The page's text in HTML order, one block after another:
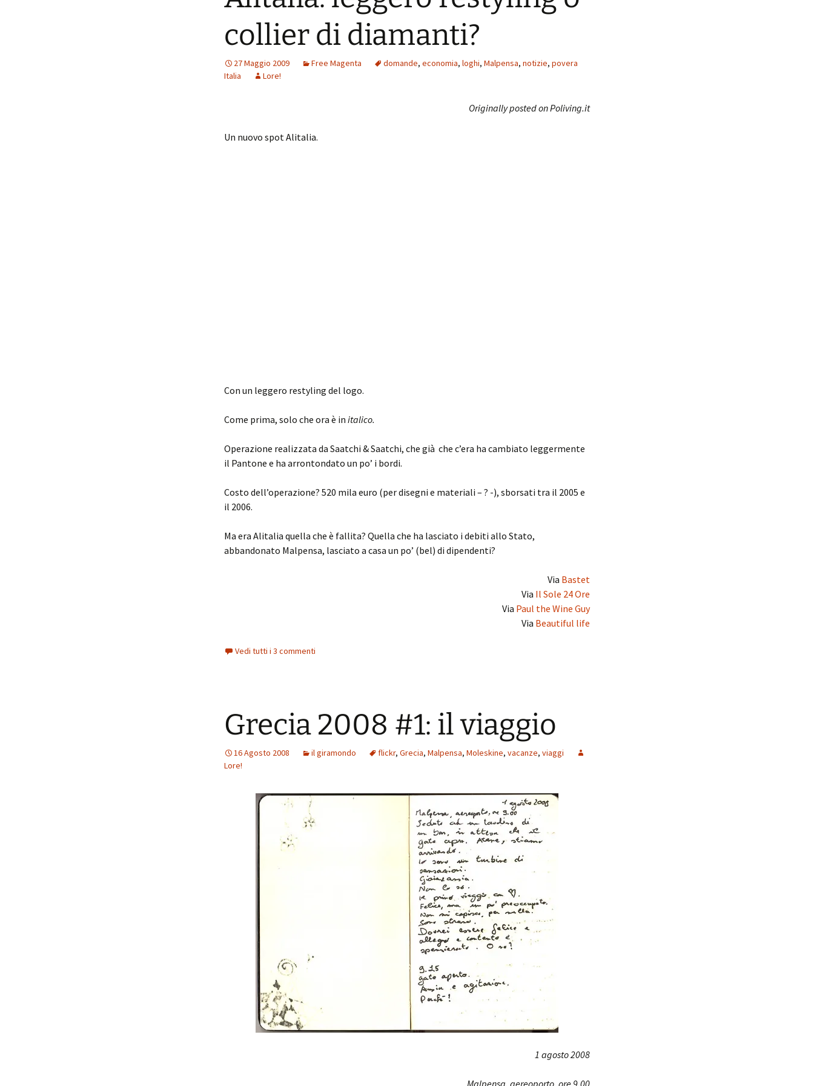
collier di diamanti?
27 Maggio 2009 Free Magenta domande, economia, loghi, Malpensa, notizie, povera
Italia
Lore!
Originally posted on Poliving.it
Un nuovo spot Alitalia.
Con un leggero restyling del logo.
Come prima, solo che ora è in italico.
Operazione realizzata da Saatchi & Saatchi, che già che c’era ha cambiato leggermente
il Pantone e ha arrontondato un po’ i bordi.
Costo dell’operazione? 520 mila euro (per disegni e materiali – ? -), sborsati tra il 2005 e
il 2006.
Ma era Alitalia quella che è fallita? Quella che ha lasciato i debiti allo Stato,
abbandonato Malpensa, lasciato a casa un po’ (bel) di dipendenti?
Via Bastet
Via Il Sole 24 Ore
Via Paul the Wine Guy
Via Beautiful life
Vedi tutti i 3 commenti
Grecia 2008 #1: il viaggio
16 Agosto 2008 il giramondo flickr, Grecia, Malpensa, Moleskine, vacanze, viaggi
Lore!
1 agosto 2008
Malpensa, aereoporto, ore 9.00